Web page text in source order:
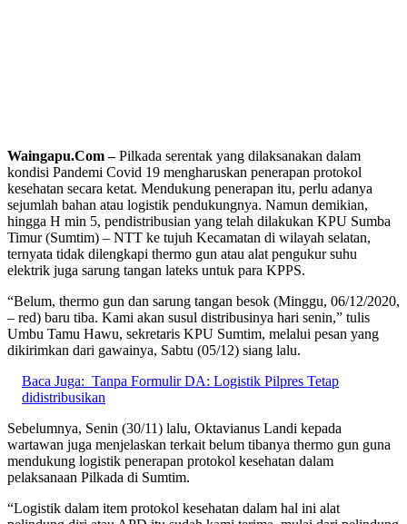
Waingapu.Com –Pilkada serentak yang dilaksanakan dalam
kondisi Pandemi Covid 19 mengharuskan penerapan protokol
kesehatan secara ketat. Mendukung penerapan itu, perlu adanya
sejumlah bahan atau logistik pendukungnya. Namun demikian,
hingga H min 5, pendistribusian yang telah dilakukan KPU Sumba
Timur (Sumtim) – NTT ke tujuh Kecamatan di wilayah selatan,
ternyata tidak dilengkapi thermo gun atau alat pengukur suhu
elektrik juga sarung tangan lateks untuk para KPPS.
“Belum, thermo gun dan sarung tangan besok (Minggu, 06/12/2020,
– red) baru tiba. Kami akan susul distribusinya hari senin,” tulis
Umbu Tamu Hawu, sekretaris KPU Sumtim, melalui pesan yang
dikirimkan dari gawainya, Sabtu (05/12) siang lalu.
Baca Juga: Tanpa Formulir DA: Logistik Pilpres Tetap
didistribusikan
Sebelumnya, Senin (30/11) lalu, Oktavianus Landi kepada
wartawan juga menjelaskan terkait belum tibanya thermo gun guna
mendukung logistik penerapan protokol kesehatan dalam
pelaksanaan Pilkada di Sumtim.
“Logistik dalam item protokol kesehatan dalam hal ini alat